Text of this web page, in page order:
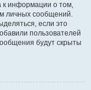
к информации о том,
личных сообщений.
если это
пользователей
будут скрыты